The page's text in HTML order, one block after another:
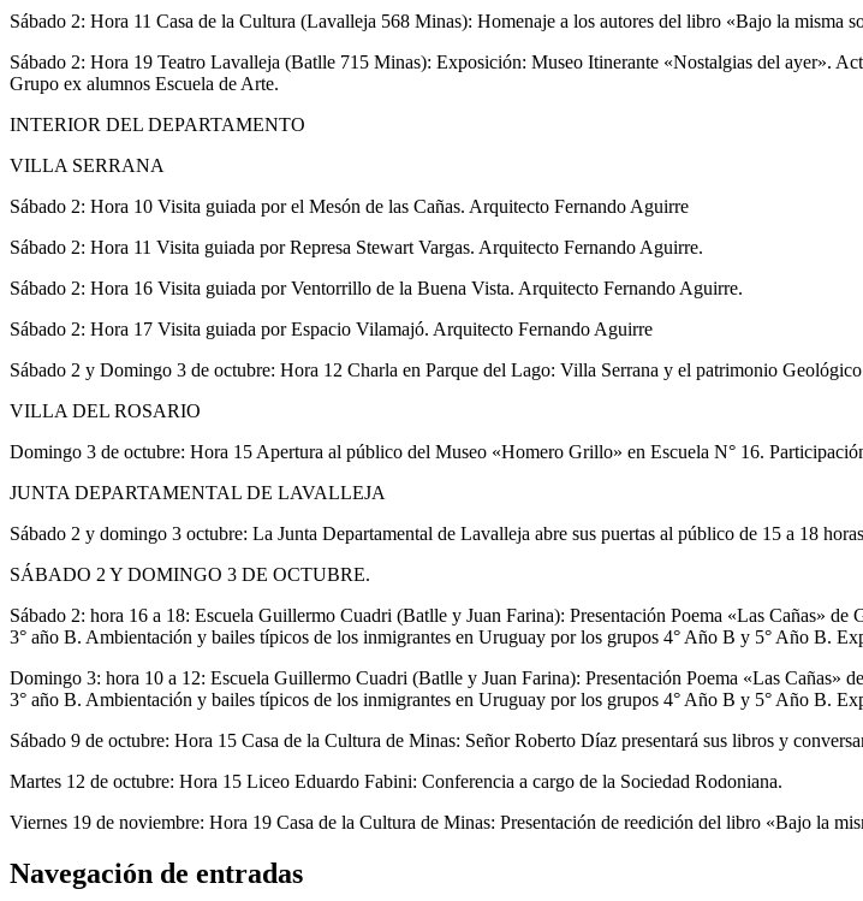
Sábado 2: Hora 11 Casa de la Cultura (Lavalleja 568 Minas): Homenaje a los autores del libro «Bajo la misma
Sábado 2: Hora 19 Teatro Lavalleja (Batlle 715 Minas): Exposición: Museo Itinerante «Nostalgias del ayer».
Grupo ex alumnos Escuela de Arte.
INTERIOR DEL DEPARTAMENTO
VILLA SERRANA
Sábado 2: Hora 10 Visita guiada por el Mesón de las Cañas. Arquitecto Fernando Aguirre
Sábado 2: Hora 11 Visita guiada por Represa Stewart Vargas. Arquitecto Fernando Aguirre.
Sábado 2: Hora 16 Visita guiada por Ventorrillo de la Buena Vista. Arquitecto Fernando Aguirre.
Sábado 2: Hora 17 Visita guiada por Espacio Vilamajó. Arquitecto Fernando Aguirre
Sábado 2 y Domingo 3 de octubre: Hora 12 Charla en Parque del Lago: Villa Serrana y el patrimonio
VILLA DEL ROSARIO
Domingo 3 de octubre: Hora 15 Apertura al público del Museo «Homero Grillo» en Escuela N° 16.
JUNTA DEPARTAMENTAL DE LAVALLEJA
Sábado 2 y domingo 3 octubre: La Junta Departamental de Lavalleja abre sus puertas al público de 15 a 18
SÁBADO 2 Y DOMINGO 3 DE OCTUBRE.
Sábado 2: hora 16 a 18: Escuela Guillermo Cuadri (Batlle y Juan Farina): Presentación Poema «Las Cañas»
3° año B. Ambientación y bailes típicos de los inmigrantes en Uruguay por los grupos 4° Año B y 5° Año B.
Domingo 3: hora 10 a 12: Escuela Guillermo Cuadri (Batlle y Juan Farina): Presentación Poema «Las
3° año B. Ambientación y bailes típicos de los inmigrantes en Uruguay por los grupos 4° Año B y 5° Año B.
Sábado 9 de octubre: Hora 15 Casa de la Cultura de Minas: Señor Roberto Díaz presentará sus libros y
Martes 12 de octubre: Hora 15 Liceo Eduardo Fabini: Conferencia a cargo de la Sociedad Rodoniana.
Viernes 19 de noviembre: Hora 19 Casa de la Cultura de Minas: Presentación de reedición del libro «Bajo la
Navegación de entradas